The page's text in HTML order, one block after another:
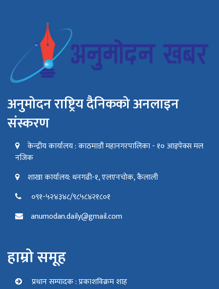
अनुमोदन राष्ट्रिय दैनिकको अनलाइन
संस्करण
केन्द्रीय कार्यालय : काठमाडौं महानगरपालिका - १० आइपेक्स मल
नजिक
शाखा कार्यालय: धनगढी-१, एलएनचोक, कैलाली
०९१-५२४३४८/९८५८४२१८०१
anumodan.daily@gmail.com
हाम्रो समूह
प्रधान सम्पादक : प्रकाशविक्रम शाह